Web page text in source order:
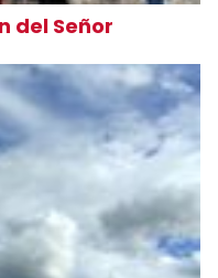
del Señor